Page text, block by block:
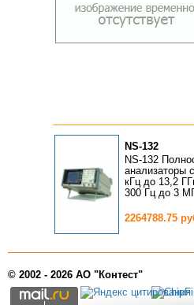
NS-132
NS-132
анализаторы
кГц до 13,2
300 Гц до 3
2264788.75
© 2002 - 2026 АО "Контест"